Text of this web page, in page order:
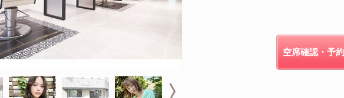
空席確認・予